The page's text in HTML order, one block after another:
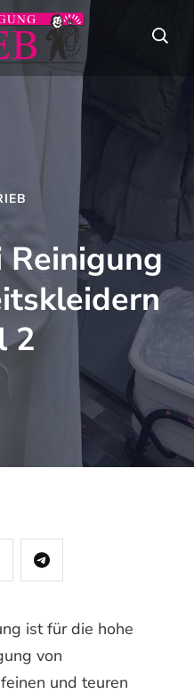
Trieb
Meisterhafte
2
ist für die hohe
von
und teuren